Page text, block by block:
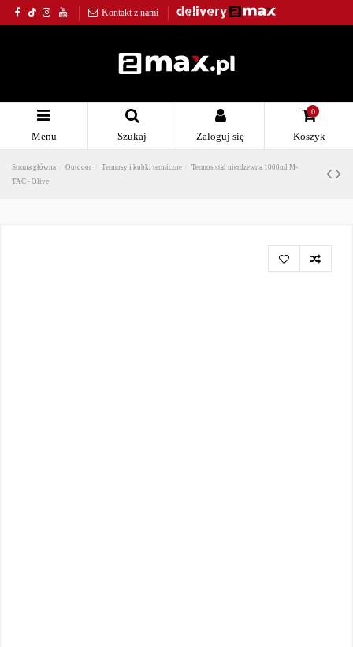
Kontakt z nami
Menu Szukaj Zaloguj się
0
Koszyk
Strona główna Outdoor Termosy i kubki termiczne
Termos stal nierdzewna 1000ml M-
TAC - Olive